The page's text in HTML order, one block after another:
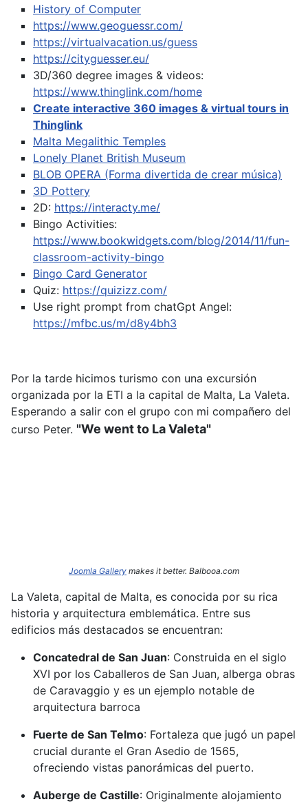
History of Computer
https://www.geoguessr.com/
https://virtualvacation.us/guess
https://cityguesser.eu/
3D/360 degree images & videos:
https://www.thinglink.com/home
Create interactive 360 images & virtual tours in
Thinglink
Malta Megalithic Temples
Lonely Planet British Museum
BLOB OPERA (Forma divertida de crear música)
3D Pottery
2D: https://interacty.me/
Bingo Activities:
https://www.bookwidgets.com/blog/2014/11/fun-
classroom-activity-bingo
Bingo Card Generator
Quiz: https://quizizz.com/
Use right prompt from chatGpt Angel:
https://mfbc.us/m/d8y4bh3
Por la tarde hicimos turismo con una excursión
organizada por la ETI a la capital de Malta, La Valeta.
Esperando a salir con el grupo con mi compañero del
curso Peter. "We went to La Valeta"
Joomla Gallery makes it better. Balbooa.com
La Valeta, capital de Malta, es conocida por su rica
historia y arquitectura emblemática. Entre sus
edificios más destacados se encuentran:​
Concatedral de San Juan: Construida en el siglo
XVI por los Caballeros de San Juan, alberga obras
de Caravaggio y es un ejemplo notable de
arquitectura barroca
Fuerte de San Telmo: Fortaleza que jugó un papel
crucial durante el Gran Asedio de 1565,
ofreciendo vistas panorámicas del puerto.
Auberge de Castille: Originalmente alojamiento